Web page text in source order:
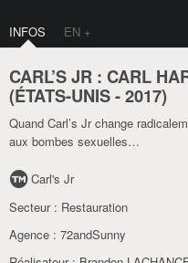
INFOS EN +
CARL’S JR : CARL
(ÉTATS-UNIS-2017)
Quand Carl’s Jr change
aux bombes sexuelles…
Carl's Jr
Secteur : Restauration
Agence : 72andSunny